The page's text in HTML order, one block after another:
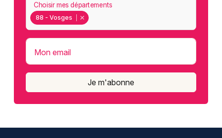
88 - Vosges
Choisir mes départements
Mon email
Je m'abonne